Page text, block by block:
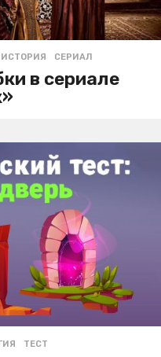
,ИСТОРИЯ ,СЕРИАЛ
в сериале
,ТЕСТ